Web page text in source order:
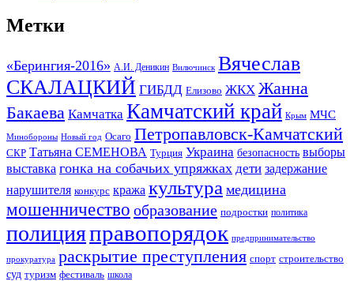
Метки
«Берингия-2016» А.И. Деникин Вилючинск Вячеслав
СКАЛАЦКИЙ ГИБДД Елизово ЖКХ Жанна
Бакаева Камчатка Камчатский край Крым МЧС
Минобороны Новый год Осаго Петропавловск-Камчатский
СКР Татьяна СЕМЕНОВА Турция Украина безопасность выборы
выставка гонка на собачьих упряжках дети задержание
нарушителя конкурс кража культура медицина
мошенничество образование подростки политика
полицияправопорядок предпринимательство
прокуратура раскрытие преступления спорт строительство
суд туризм фестиваль школа